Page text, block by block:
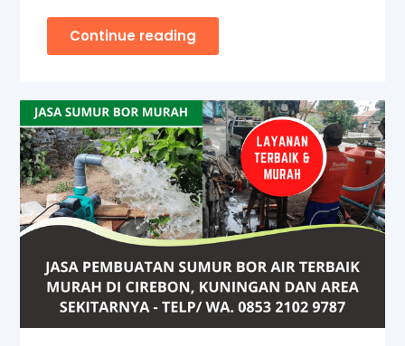
Continue reading